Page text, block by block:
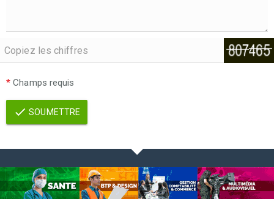
* Champs requis
SOUMETTRE